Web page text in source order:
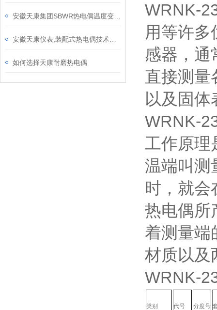
如何选择天康耐磨热电偶
WRNK-
用等许
感器，通
直接测量
以及固
WRNK-
工作原理
温端叫测
时，就会
热电偶所
着测量端
材质以及
WRNK-
类别 代号 分度号